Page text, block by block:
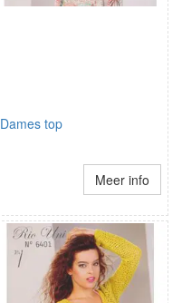
Dames top
Meer info